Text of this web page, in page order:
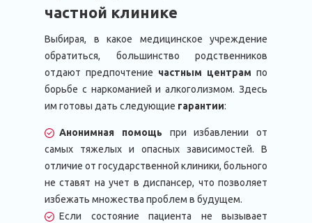
частной клинике
Выбирая, в какое медицинское учреждение
обратиться, большинство родственников
отдают предпочтение частным центрам по
борьбе с наркоманией и алкоголизмом. Здесь
им готовы дать следующие гарантии:
Анонимная помощь при избавлении от
самых тяжелых и опасных зависимостей. В
отличие от государственной клиники, больного
не ставят на учет в диспансер, что позволяет
избежать множества проблем в будущем.
Если состояние пациента не вызывает